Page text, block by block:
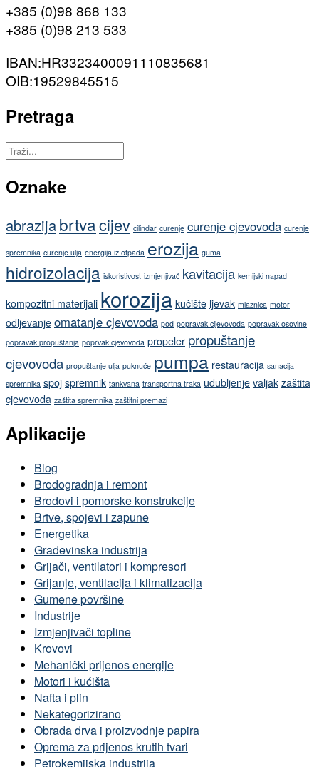
+385 (0)98 868 133
+385 (0)98 213 533
IBAN:HR3323400091110835681
OIB:19529845515
Pretraga
Oznake
abrazijabrtvacijev cilindar curenje curenje cjevovoda curenje
spremnika curenje ulja energija iz otpada erozija guma
hidroizolacija iskoristivost izmjenjivač kavitacija kemijski napad
kompozitni materijali korozija kučište ljevak mlaznica motor
odljevanje omatanje cjevovoda pod popravak cijevovoda popravak osovine
popravak propuštanja poprvak cjevovoda propeler propuštanje
cjevovoda propuštanje ulja puknuće pumpa restauracija sanacija
spremnika spoj spremnik tankvana transportna traka udubljenje valjak zaštita
cjevovoda zaštita spremnika zaštitni premazi
Aplikacije
Blog
Brodogradnja i remont
Brodovi i pomorske konstrukcije
Brtve, spojevi i zapune
Energetika
Građevinska industrija
Grijači, ventilatori i kompresori
Grijanje, ventilacija i klimatizacija
Gumene površine
Industrije
Izmjenjivači topline
Krovovi
Mehanički prijenos energije
Motori i kućišta
Nafta i plin
Nekategorizirano
Obrada drva i proizvodnje papira
Oprema za prijenos krutih tvari
Petrokemijska industrija